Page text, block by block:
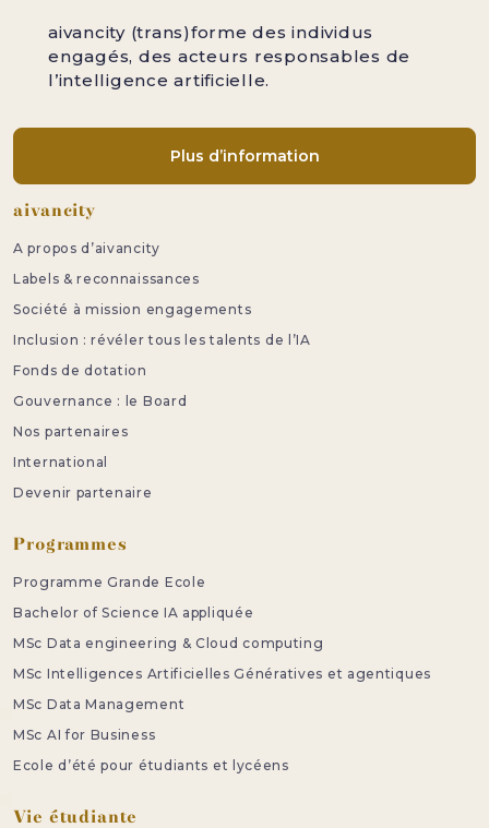
aivancity (trans)forme des individus
engagés, des acteurs responsables de
l’intelligence artificielle.
Plus d’information
Pied de page
aivancity
A propos d’aivancity
Labels & reconnaissances
Société à mission engagements
Inclusion : révéler tous les talents de l’IA
Fonds de dotation
Gouvernance : le Board
Nos partenaires
International
Devenir partenaire
Programmes
Programme Grande Ecole
Bachelor of Science IA appliquée
MSc Data engineering & Cloud computing
MSc Intelligences Artificielles Génératives et agentiques
MSc Data Management
MSc AI for Business
Ecole d’été pour étudiants et lycéens
Vie étudiante